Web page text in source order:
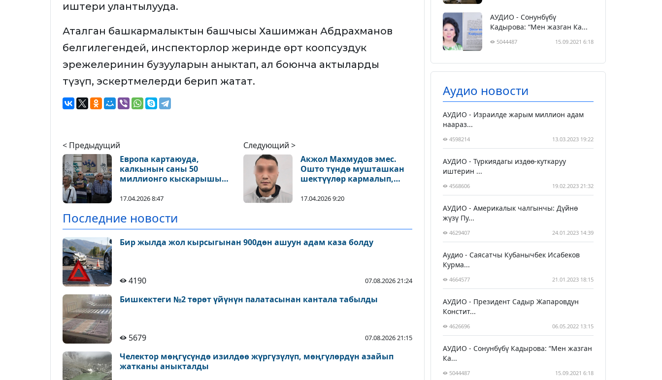
иштери улантылууда.
Аталган башкармалыктын башчысы Хашимжан Абдрахманов
белгилегендей, инспекторлор жеринде өрт коопсуздук
эрежелеринин бузууларын аныктап, ал боюнча актыларды
түзүп, эскертмелерди берип жатат.
< Предыдущий
Европа картаюуда,
калкынын саны 50
миллионго кыскарышы
17.04.2026 8:47
Следующий >
Акжол Махмудов эмес.
Ошто түндө мушташкан
шектүүлөр кармалып,
17.04.2026 9:20
Последние новости
Бир жылда жол кырсыгынан 900дөн ашуун адам каза болду
4190 07.08.2026 21:24
Бишкектеги №2 төрөт үйүнүн палатасынан кантала табылды
5679 07.08.2026 21:15
Челектор мөңгүсүндө изилдөө жүргүзүлүп, мөңгүлөрдүн азайып
жатканы аныкталды
АУДИО - Сонунбүбү
Кадырова: “Мен жазган Ка...
5044487 15.09.2021 6:18
Аудио новости
АУДИО - Израилде жарым миллион адам
наараз...
4598214 13.03.2023 19:22
АУДИО - Түркиядагы издөө-куткаруу
иштерин ...
4568606 19.02.2023 21:32
АУДИО - Америкалык чалгынчы: Дүйнө
жүзү Пу...
4629407 24.01.2023 14:39
Аудио - Саясатчы Кубанычбек Исабеков
Курма...
4664577 21.01.2023 18:15
АУДИО - Президент Садыр Жапаровдун
Констит...
4626696 06.05.2022 13:15
АУДИО - Сонунбүбү Кадырова: “Мен жазган
Ка...
5044487 15.09.2021 6:18